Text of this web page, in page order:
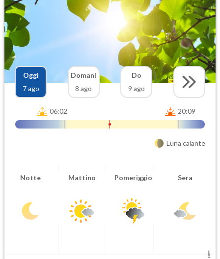
Oggi
7 ago
Domani
8 ago
Do
9 ago
06:02 20:09
Luna calante
Notte Mattino Pomeriggio Sera
5 mm